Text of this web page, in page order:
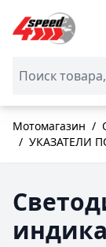
Skip to Content
Мотомагазин /
/ УКАЗАТЕЛИ